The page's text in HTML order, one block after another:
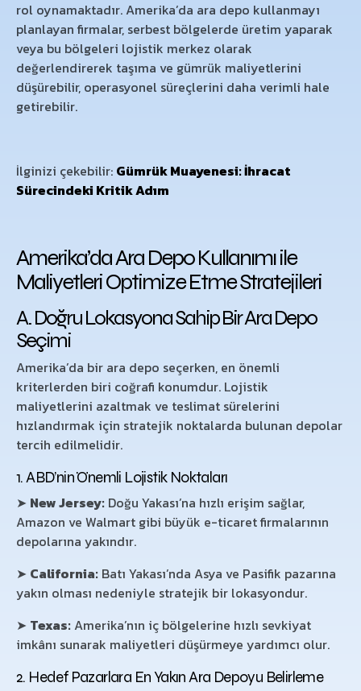
rol oynamaktadır. Amerika’da ara depo kullanmayı
planlayan firmalar, serbest bölgelerde üretim yaparak
veya bu bölgeleri lojistik merkez olarak
değerlendirerek taşıma ve gümrük maliyetlerini
düşürebilir, operasyonel süreçlerini daha verimli hale
getirebilir.
İlginizi çekebilir: Gümrük Muayenesi: İhracat
Sürecindeki Kritik Adım
Amerika’da Ara Depo Kullanımı ile
Maliyetleri Optimize Etme Stratejileri
A. Doğru Lokasyona Sahip Bir Ara Depo
Seçimi
Amerika’da bir ara depo seçerken, en önemli
kriterlerden biri coğrafi konumdur. Lojistik
maliyetlerini azaltmak ve teslimat sürelerini
hızlandırmak için stratejik noktalarda bulunan depolar
tercih edilmelidir.
1. ABD’nin Önemli Lojistik Noktaları
➤ New Jersey: Doğu Yakası’na hızlı erişim sağlar,
Amazon ve Walmart gibi büyük e-ticaret firmalarının
depolarına yakındır.
➤ California: Batı Yakası’nda Asya ve Pasifik pazarına
yakın olması nedeniyle stratejik bir lokasyondur.
➤ Texas: Amerika’nın iç bölgelerine hızlı sevkiyat
imkânı sunarak maliyetleri düşürmeye yardımcı olur.
2. Hedef Pazarlara En Yakın Ara Depoyu Belirleme